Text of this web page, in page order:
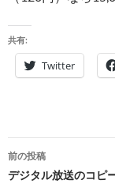
共有:
Twitter
投
稿
前の投稿
デジタル放送のコピ